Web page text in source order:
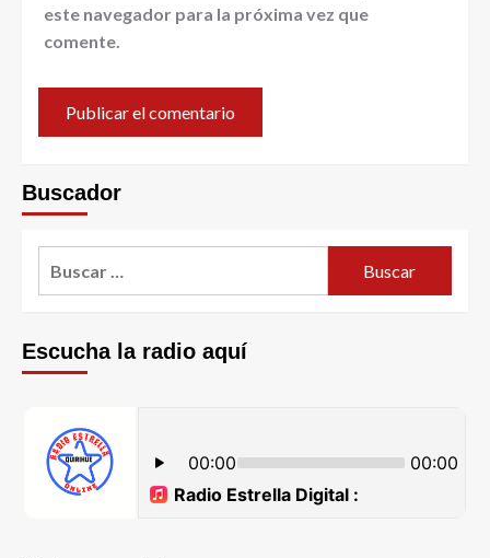
este navegador para la próxima vez que
comente.
Buscador
Escucha la radio aquí